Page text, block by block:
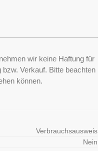
wir keine Haftung für
Verkauf. Bitte beachten
können.
Verbrauchsausweis
Nein